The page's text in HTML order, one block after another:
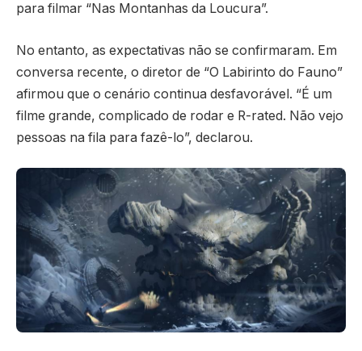
para filmar “Nas Montanhas da Loucura”.
No entanto, as expectativas não se confirmaram. Em
conversa recente, o diretor de “O Labirinto do Fauno”
afirmou que o cenário continua desfavorável. “É um
filme grande, complicado de rodar e R-rated. Não vejo
pessoas na fila para fazê-lo”, declarou.